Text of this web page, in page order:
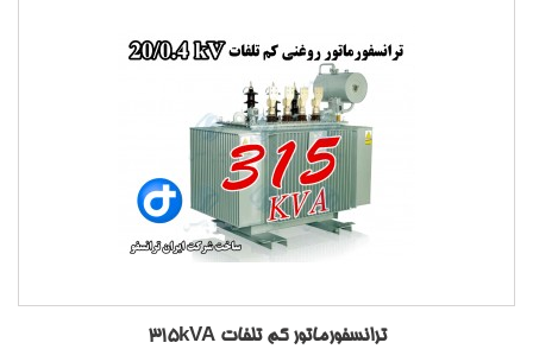
ترانسفورماتور کم تلفات 315kVA